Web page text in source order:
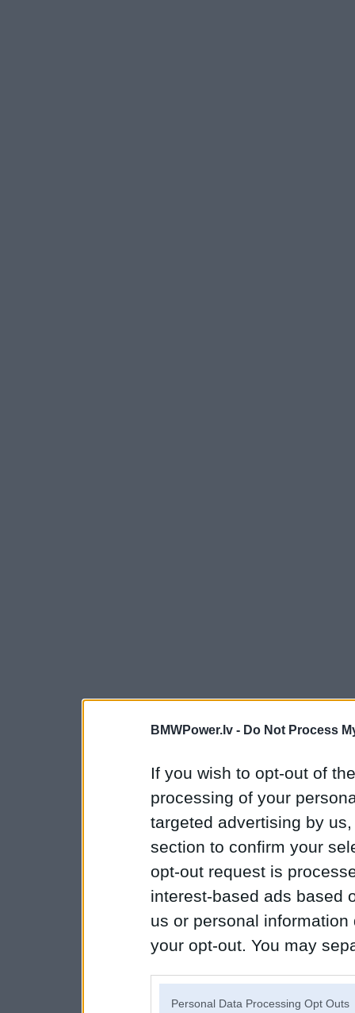
BMWPower.lv - Do Not Process
If you wish to opt-out of
processing of your
targeted advertising by
section to confirm your
opt-out request is
interest-based ads based
us or personal
your opt-out. You may
Personal Data Processing Opt Outs